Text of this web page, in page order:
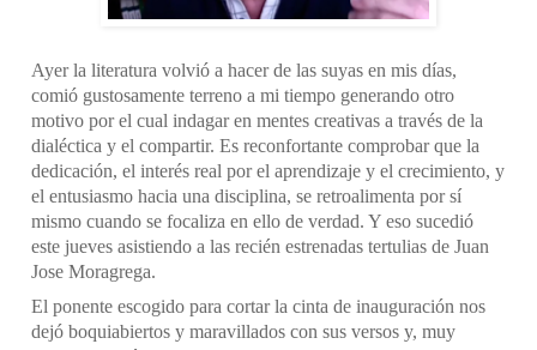
Ayer la literatura volvió a hacer de las suyas en mis días,
comió gustosamente terreno a mi tiempo generando otro
motivo por el cual indagar en mentes creativas a través de la
dialéctica y el compartir. Es reconfortante comprobar que la
dedicación, el interés real por el aprendizaje y el crecimiento, y
el entusiasmo hacia una disciplina, se retroalimenta por sí
mismo cuando se focaliza en ello de verdad. Y eso sucedió
este jueves asistiendo a las recién estrenadas tertulias de Juan
Jose Moragrega.
El ponente escogido para cortar la cinta de inauguración nos
dejó boquiabiertos y maravillados con sus versos y, muy